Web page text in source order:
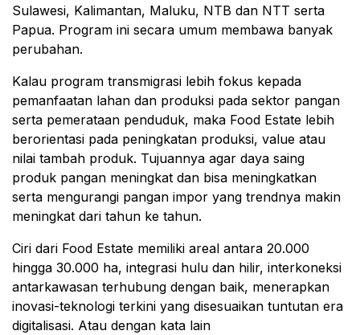
Sulawesi, Kalimantan, Maluku, NTB dan NTT serta
Papua. Program ini secara umum membawa banyak
perubahan.
Kalau program transmigrasi lebih fokus kepada
pemanfaatan lahan dan produksi pada sektor pangan
serta pemerataan penduduk, maka Food Estate lebih
berorientasi pada peningkatan produksi, value atau
nilai tambah produk. Tujuannya agar daya saing
produk pangan meningkat dan bisa meningkatkan
serta mengurangi pangan impor yang trendnya makin
meningkat dari tahun ke tahun.
Ciri dari Food Estate memiliki areal antara 20.000
hingga 30.000 ha, integrasi hulu dan hilir, interkoneksi
antarkawasan terhubung dengan baik, menerapkan
inovasi-teknologi terkini yang disesuaikan tuntutan era
digitalisasi. Atau dengan kata lain